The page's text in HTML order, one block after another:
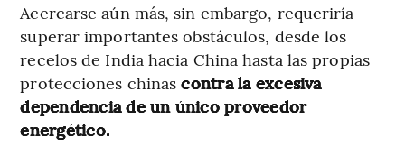
Acercarse aún más, sin embargo, requeriría
superar importantes obstáculos, desde los
recelos de India hacia China hasta las propias
protecciones chinascontra la excesiva
dependencia de un único proveedor
energético.